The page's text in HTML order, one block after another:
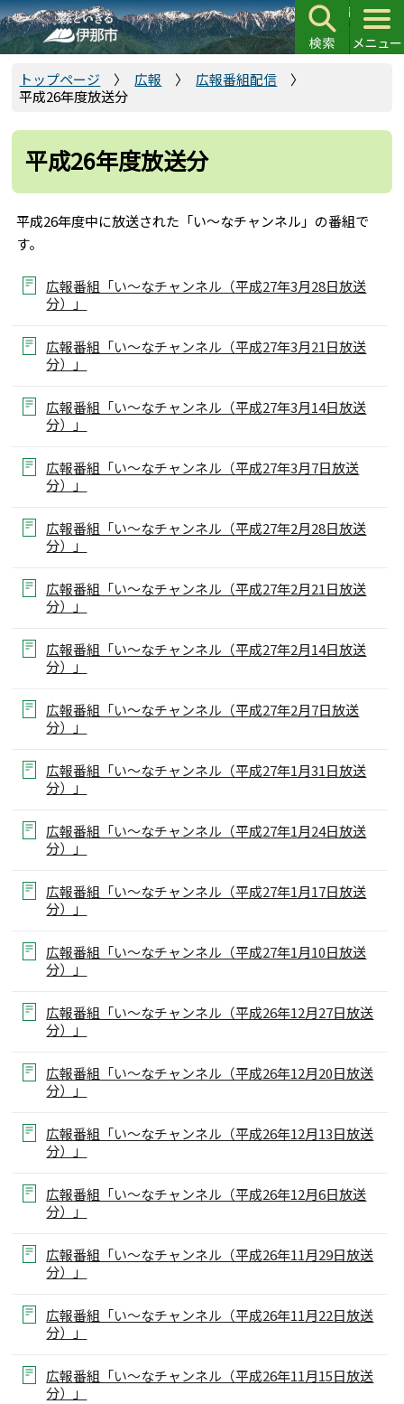
こ
の
ペ
で
トップページ 広報
広報番組配信
平成26年度放送分
平成26年度放送分
平成26年度中に放送された「い～なチャンネル」の番組で
す。
広報番組「い～なチャンネル（平成27年3月28日放送
分）」
広報番組「い～なチャンネル（平成27年3月21日放送
分）」
広報番組「い～なチャンネル（平成27年3月14日放送
分）」
広報番組「い～なチャンネル（平成27年3月7日放送
分）」
広報番組「い～なチャンネル（平成27年2月28日放送
分）」
広報番組「い～なチャンネル（平成27年2月21日放送
分）」
広報番組「い～なチャンネル（平成27年2月14日放送
分）」
広報番組「い～なチャンネル（平成27年2月7日放送
分）」
広報番組「い～なチャンネル（平成27年1月31日放送
分）」
広報番組「い～なチャンネル（平成27年1月24日放送
分）」
広報番組「い～なチャンネル（平成27年1月17日放送
分）」
広報番組「い～なチャンネル（平成27年1月10日放送
分）」
広報番組「い～なチャンネル（平成26年12月27日放送
分）」
広報番組「い～なチャンネル（平成26年12月20日放送
分）」
広報番組「い～なチャンネル（平成26年12月13日放送
分）」
広報番組「い～なチャンネル（平成26年12月6日放送
分）」
広報番組「い～なチャンネル（平成26年11月29日放送
分）」
広報番組「い～なチャンネル（平成26年11月22日放送
分）」
広報番組「い～なチャンネル（平成26年11月15日放送
分）」